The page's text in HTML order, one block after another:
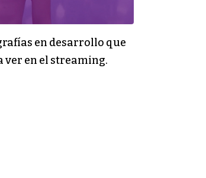
en desarrollo que
ver en el streaming.